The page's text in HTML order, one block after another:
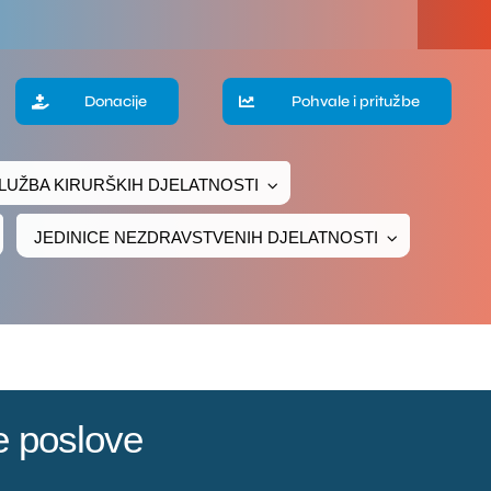
Donacije Pohvale i pritužbe
KIRURŠKIH DJELATNOSTI
JEDINICE NEZDRAVSTVENIH DJELATNOSTI
poslove